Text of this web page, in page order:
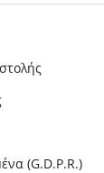
(G.D.P.R.)